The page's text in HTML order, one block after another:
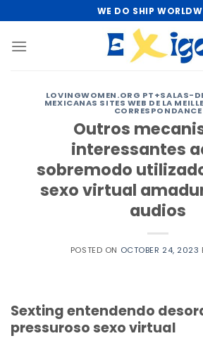
to
content
WE DO SHIP
LOVINGWOMEN.ORG PT+SALAS-
MEXICANAS SITES WEB DE LA
CORRESPONDANCE
Outros
interessantes
sobremodo
sexo virtual
audios
POSTED ON OCTOBER 24, 2023
Sexting entendendo
pressuroso sexo virtual